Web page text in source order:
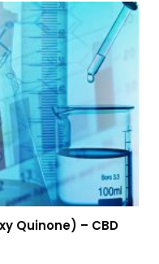
Quinone) – CBD